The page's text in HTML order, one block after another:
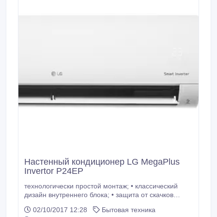
Настенный кондиционер LG MegaPlus
Invertor P24EP
технологически простой монтаж; • классический
дизайн внутреннего блока; • защита от скачков
COOL для быстрого охлаждения; • фильтры
02/10/2017 12:28
Бытовая техника